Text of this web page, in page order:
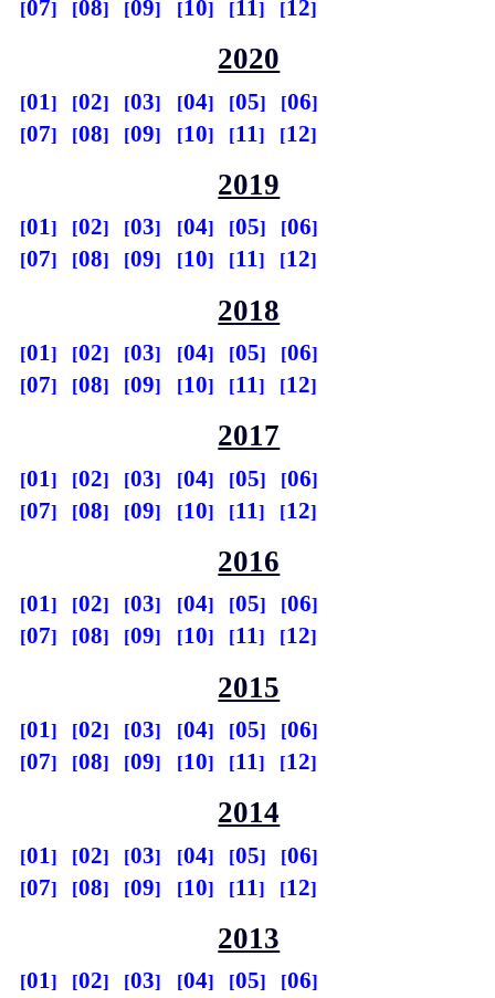
07 08 09 10 11 12
2020
01 02 03 04 05
06
07
08 09 10 11 12
2019
01 02 03 04 05
06
07
08 09 10 11 12
2018
01 02 03 04 05
06
07
08 09 10 11 12
2017
01 02 03 04 05
06
07
08 09 10 11 12
2016
01 02 03 04 05
06
07
08 09 10 11 12
2015
01 02 03 04 05
06
07
08 09 10 11 12
2014
01 02 03 04 05
06
07
08 09 10 11 12
2013
01 02 03 04 05
06